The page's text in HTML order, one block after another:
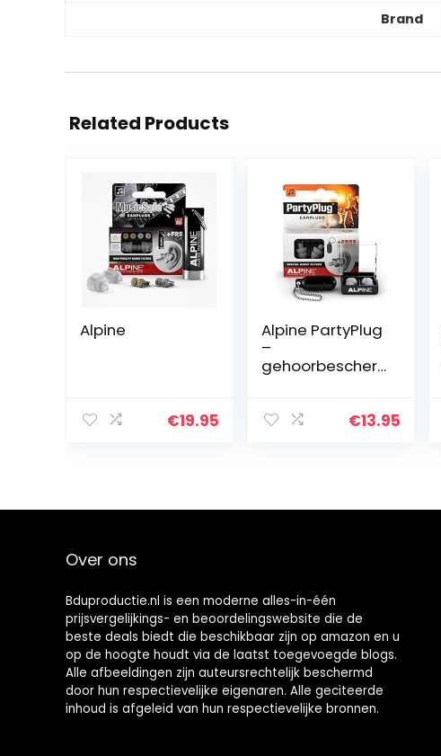
Brand
Related Products
Alpine
€19.95
Alpine PartyPlug
–
gehoorbescher
concerten en
€13.95
Over ons
Bduproductie.nl is een moderne alles-in-één
prijsvergelijkings- en beoordelingswebsite die de
beste deals biedt die beschikbaar zijn op amazon en u
op de hoogte houdt via de laatst toegevoegde blogs.
Alle afbeeldingen zijn auteursrechtelijk beschermd
door hun respectievelijke eigenaren. Alle geciteerde
inhoud is afgeleid van hun respectievelijke bronnen.